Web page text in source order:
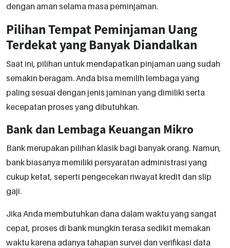
dengan aman selama masa peminjaman.
Pilihan Tempat Peminjaman Uang
Terdekat yang Banyak Diandalkan
Saat ini, pilihan untuk mendapatkan pinjaman uang sudah
semakin beragam. Anda bisa memilih lembaga yang
paling sesuai dengan jenis jaminan yang dimiliki serta
kecepatan proses yang dibutuhkan.
Bank dan Lembaga Keuangan Mikro
Bank merupakan pilihan klasik bagi banyak orang. Namun,
bank biasanya memiliki persyaratan administrasi yang
cukup ketat, seperti pengecekan riwayat kredit dan slip
gaji.
Jika Anda membutuhkan dana dalam waktu yang sangat
cepat, proses di bank mungkin terasa sedikit memakan
waktu karena adanya tahapan survei dan verifikasi data